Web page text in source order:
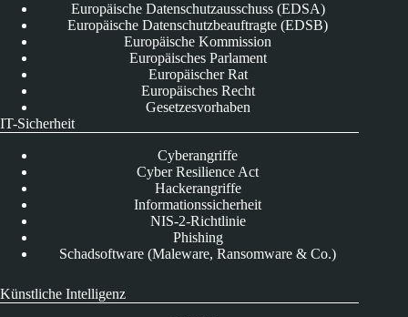
Europäische Datenschutzausschuss (EDSA)
Europäische Datenschutzbeauftragte (EDSB)
Europäische Kommission
Europäisches Parlament
Europäischer Rat
Europäisches Recht
Gesetzesvorhaben
IT-Sicherheit
Cyberangriffe
Cyber Resilience Act
Hackerangriffe
Informationssicherheit
NIS-2-Richtlinie
Phishing
Schadsoftware (Maleware, Ransomware & Co.)
Künstliche Intelligenz